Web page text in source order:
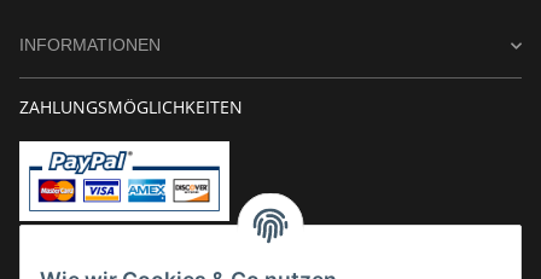
INFORMATIONEN
ZAHLUNGSMÖGLICHKEITEN